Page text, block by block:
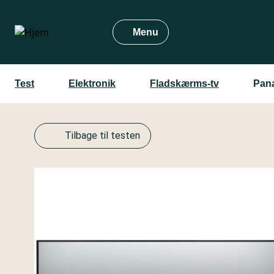
hovedindhold
Menu
Test Elektronik Fladskærms-tv
Tilbage til testen